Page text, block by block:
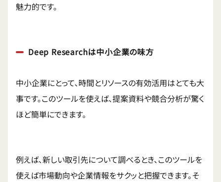
魅力的です。
Deep Researchは中小企業の味方
中小企業にとって、時間とリソースの有効活用はとても大
事です。このツールを使えば、提案資料や競合分析が驚く
ほど簡単にできます。
例えば、新しい取引先について調べるとき、このツールを
使えば市場動向や企業情報をサクッと把握できます。そ